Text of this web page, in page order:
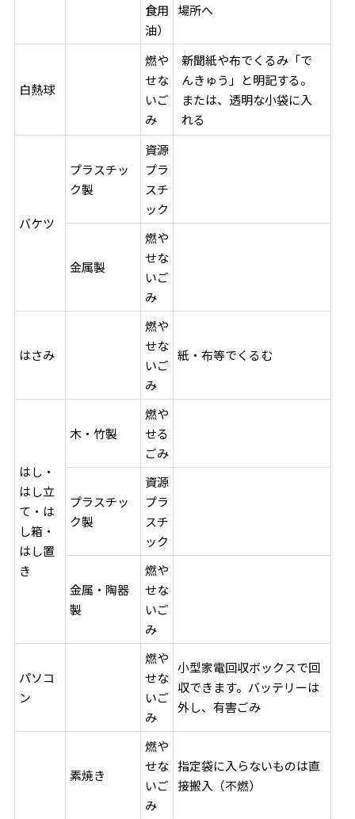
食用
油）
場所へ
白熱球
燃や
せな
いご
み
新聞紙や布でくるみ「で
んきゅう」と明記する。
または、透明な小袋に入
れる
バケツ
プラスチッ
ク製
資源
プラ
スチ
ック
金属製
燃や
せな
いご
み
はさみ
燃や
せな
いご
み
紙・布等でくるむ
はし・
はし立
て・は
し箱・
はし置
き
木・竹製
燃や
せる
ごみ
プラスチッ
ク製
資源
プラ
スチ
ック
金属・陶器
製
燃や
せな
いご
み
パソコ
ン
燃や
せな
いご
み
小型家電回収ボックスで回
収できます。バッテリーは
外し、有害ごみ
素焼き
燃や
せな
いご
み
指定袋に入らないものは直
接搬入（不燃）